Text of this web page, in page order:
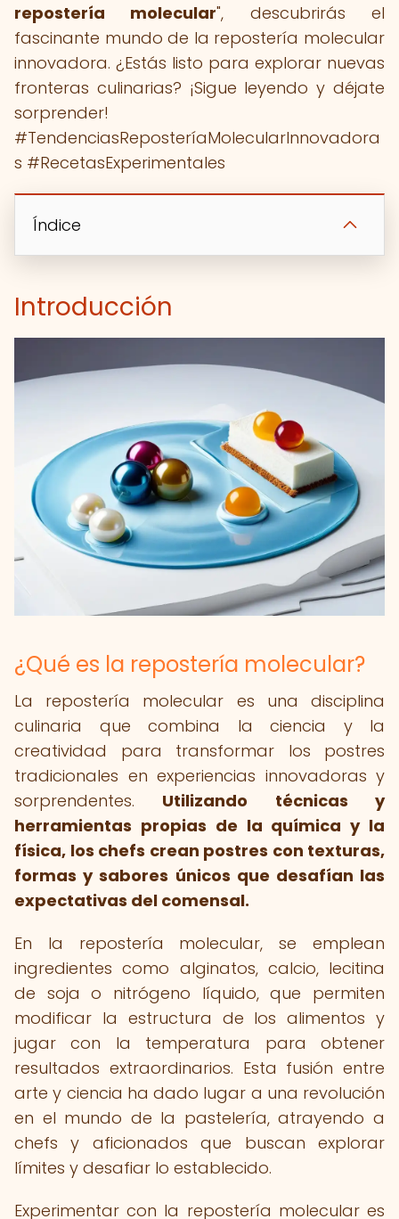
repostería molecular", descubrirás el
fascinante mundo de la repostería molecular
innovadora. ¿Estás listo para explorar nuevas
fronteras culinarias? ¡Sigue leyendo y déjate
sorprender!
#TendenciasReposteríaMolecularInnovadora
s #RecetasExperimentales
Índice
Introducción
¿Qué es la repostería molecular?
La repostería molecular es una disciplina
culinaria que combina la ciencia y la
creatividad para transformar los postres
tradicionales en experiencias innovadoras y
sorprendentes. Utilizando técnicas y
herramientas propias de la química y la
física, los chefs crean postres con texturas,
formas y sabores únicos que desafían las
expectativas del comensal.
En la repostería molecular, se emplean
ingredientes como alginatos, calcio, lecitina
de soja o nitrógeno líquido, que permiten
modificar la estructura de los alimentos y
jugar con la temperatura para obtener
resultados extraordinarios. Esta fusión entre
arte y ciencia ha dado lugar a una revolución
en el mundo de la pastelería, atrayendo a
chefs y aficionados que buscan explorar
límites y desafiar lo establecido.
Experimentar con la repostería molecular es